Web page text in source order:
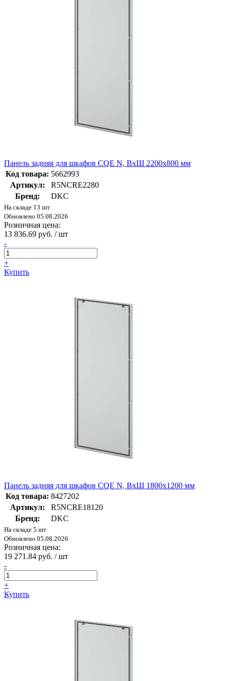
Панель задняя для шкафов CQE N, ВхШ 2200х800 мм
Код товара: 5662993
Артикул:
R5NCRE2280
Бренд:
DKC
На складе 13 шт
Обновлено 05.08.2026
Розничная цена:
13 836.69 руб. / шт
-
+
Купить
Панель задняя для шкафов CQE N, ВхШ 1800х1200 мм
Код товара: 8427202
Артикул:
R5NCRE18120
Бренд:
DKC
На складе 5 шт
Обновлено 05.08.2026
Розничная цена:
19 271.84 руб. / шт
-
+
Купить